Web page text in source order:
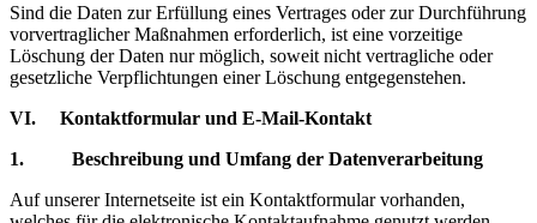
Sind die Daten zur Erfüllung eines Vertrages oder zur Durchführung
vorvertraglicher Maßnahmen erforderlich, ist eine vorzeitige
Löschung der Daten nur möglich, soweit nicht vertragliche oder
gesetzliche Verpflichtungen einer Löschung entgegenstehen.
VI. Kontaktformular und E-Mail-Kontakt
1. Beschreibung und Umfang der Datenverarbeitung
Auf unserer Internetseite ist ein Kontaktformular vorhanden,